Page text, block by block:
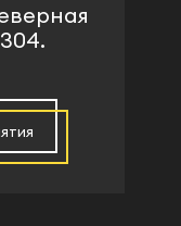
характера от
даюСогласие на